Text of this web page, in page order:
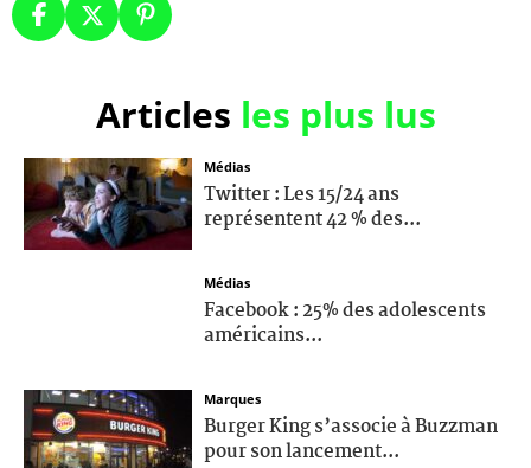
Articles les plus lus
Médias
Twitter : Les 15/24 ans
représentent 42 % des...
Médias
Facebook : 25% des adolescents
américains...
Marques
Burger King s’associe à Buzzman
pour son lancement...